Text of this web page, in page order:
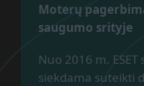
Moterų
saugumo srityje
Nuo 2016 m.
siekdama suteikti